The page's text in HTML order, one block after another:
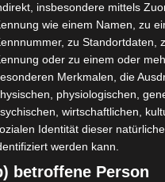
insbesondere mittels
wie einem Namen, zu
zu Standortdaten,
oder zu einem oder
Merkmalen, die
physiologischen,
wirtschaftlichen,
Identität dieser
werden kann.
betroffene Person